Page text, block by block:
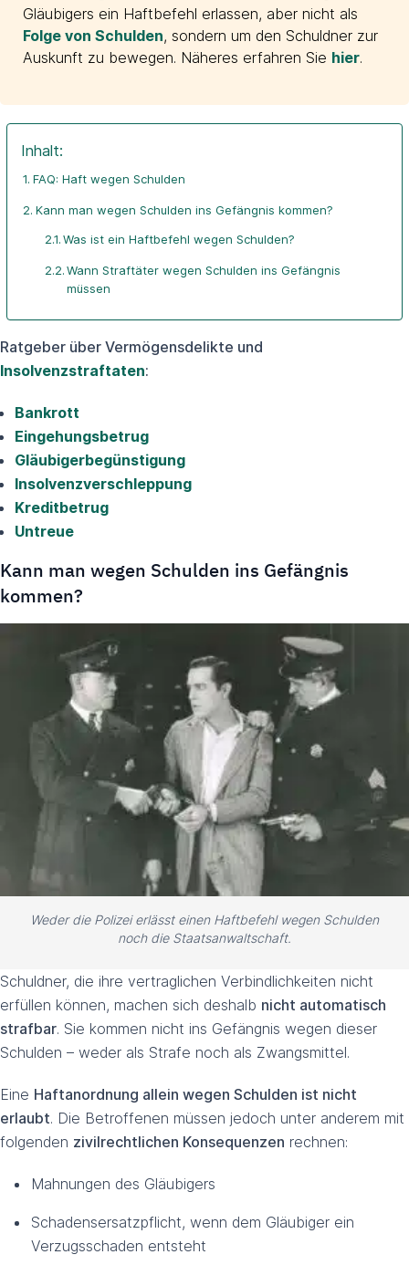
Gläubigers ein Haftbefehl erlassen, aber nicht als
Folge von Schulden, sondern um den Schuldner zur
Auskunft zu bewegen. Näheres erfahren Sie hier.
Inhalt:
FAQ: Haft wegen Schulden
Kann man wegen Schulden ins Gefängnis kommen?
Was ist ein Haftbefehl wegen Schulden?
Wann Straftäter wegen Schulden ins Gefängnis
müssen
Ratgeber über Vermögensdelikte und
Insolvenzstraftaten:
Bankrott
Eingehungsbetrug
Gläubigerbegünstigung
Insolvenzverschleppung
Kreditbetrug
Untreue
Kann man wegen Schulden ins Gefängnis
kommen?
Weder die Polizei erlässt einen Haftbefehl wegen Schulden
noch die Staatsanwaltschaft.
Schuldner, die ihre vertraglichen Verbindlichkeiten nicht
erfüllen können, machen sich deshalb nicht automatisch
strafbar. Sie kommen nicht ins Gefängnis wegen dieser
Schulden – weder als Strafe noch als Zwangsmittel.
Eine Haftanordnung allein wegen Schulden ist nicht
erlaubt. Die Betroffenen müssen jedoch unter anderem mit
folgenden zivilrechtlichen Konsequenzen rechnen:
Mahnungen des Gläubigers
Schadensersatzpflicht, wenn dem Gläubiger ein
Verzugsschaden entsteht